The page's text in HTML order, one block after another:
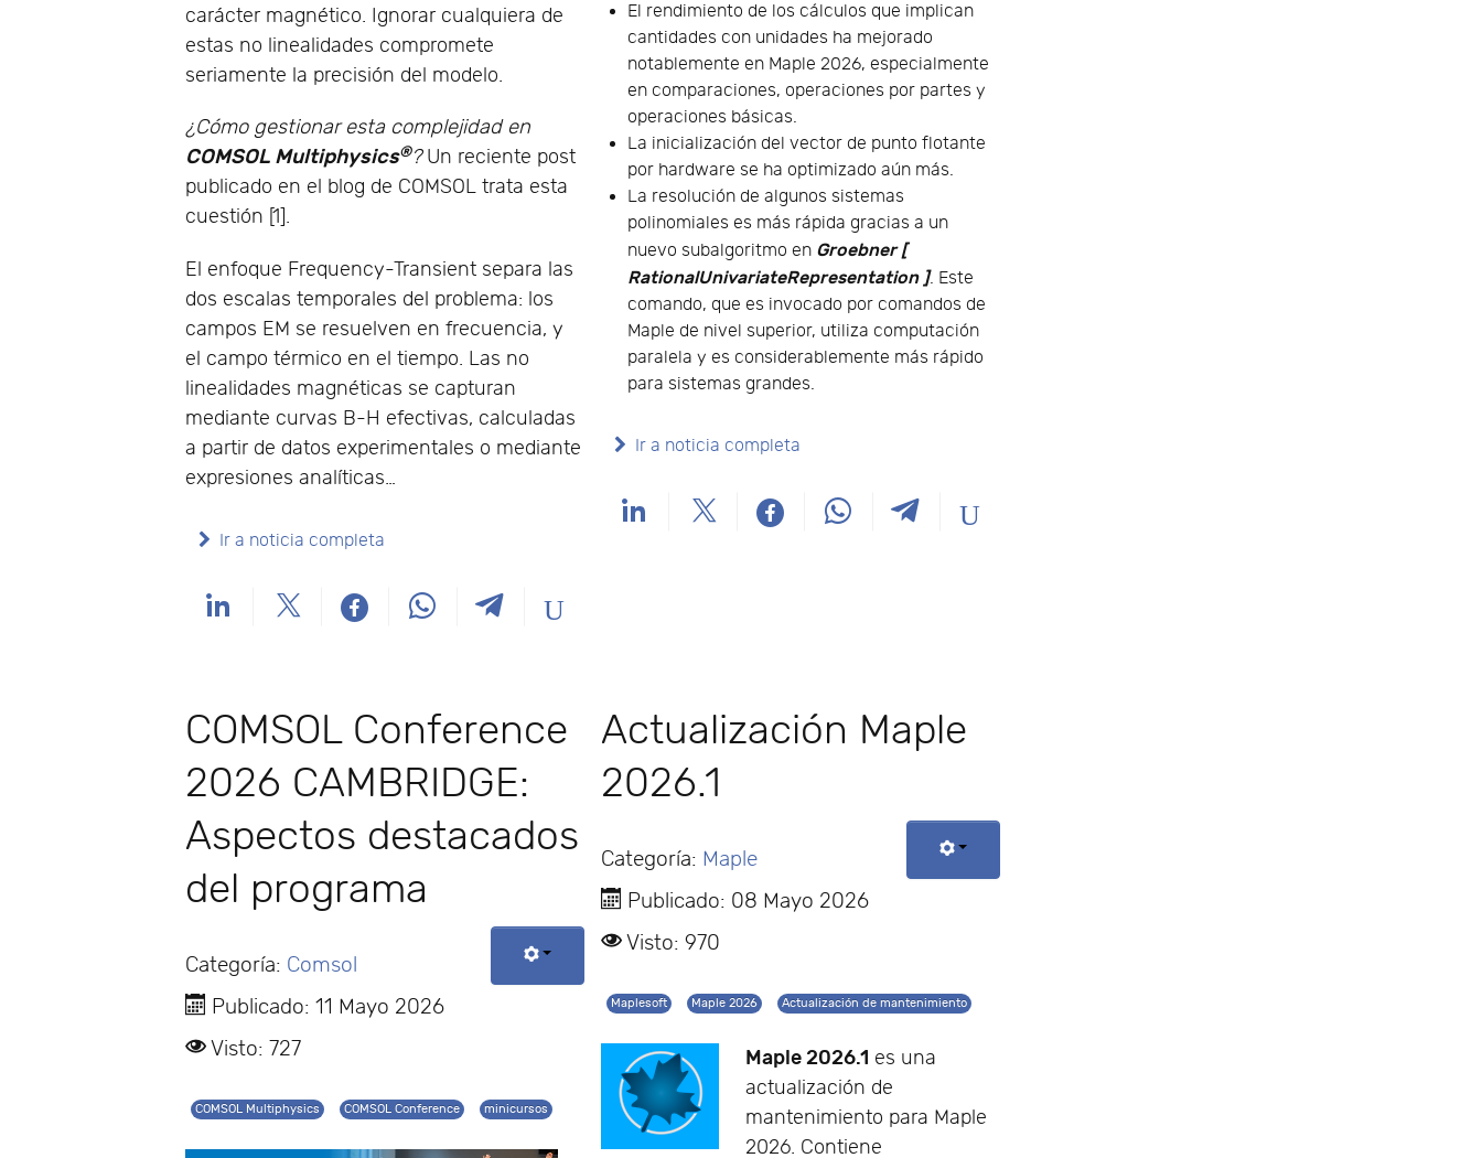
carácter magnético. Ignorar cualquiera de
estas no linealidades compromete
seriamente la precisión del modelo.
¿Cómo gestionar esta complejidad en
COMSOL Multiphysics®?Un reciente post
publicado en el blog de COMSOL trata esta
cuestión [1].
El enfoque Frequency-Transient separa las
dos escalas temporales del problema: los
campos EM se resuelven en frecuencia, y
el campo térmico en el tiempo. Las no
linealidades magnéticas se capturan
mediante curvas B-H efectivas, calculadas
a partir de datos experimentales o mediante
expresiones analíticas…
Ir a noticia completa
El rendimiento de los cálculos que implican
cantidades con unidades ha mejorado
notablemente en Maple 2026, especialmente
en comparaciones, operaciones por partes y
operaciones básicas.
La inicialización del vector de punto flotante
por hardware se ha optimizado aún más.
La resolución de algunos sistemas
polinomiales es más rápida gracias a un
nuevo subalgoritmo en Groebner [
RationalUnivariateRepresentation ]. Este
comando, que es invocado por comandos de
Maple de nivel superior, utiliza computación
paralela y es considerablemente más rápido
para sistemas grandes.
Ir a noticia completa
COMSOL Conference
2026 CAMBRIDGE:
Aspectos destacados
del programa
Categoría: Comsol
Publicado: 11 Mayo 2026
Visto: 727
COMSOL Multiphysics COMSOL Conference minicursos
Actualización Maple
2026.1
Categoría: Maple
Publicado: 08 Mayo 2026
Visto: 970
Maplesoft Maple 2026 Actualización de mantenimiento
Maple 2026.1 es una
actualización de
mantenimiento para Maple
2026. Contiene